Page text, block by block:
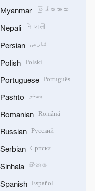
Myanmar မြန်မာဘာသာ
Nepali नेपाली
Persian فارسی
Polish Polski
Portuguese Português
Pashto پښتو
Romanian Română
Russian Русский
Serbian Српски
Sinhala සිංහල
Spanish Español